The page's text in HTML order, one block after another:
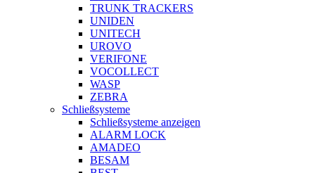
TRUNK TRACKERS
UNIDEN
UNITECH
UROVO
VERIFONE
VOCOLLECT
WASP
ZEBRA
Schließsysteme
Schließsysteme anzeigen
ALARM LOCK
AMADEO
BESAM